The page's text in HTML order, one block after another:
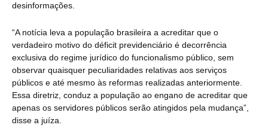
desinformações.
“A notícia leva a população brasileira a acreditar que o
verdadeiro motivo do déficit previdenciário é decorrência
exclusiva do regime jurídico do funcionalismo público, sem
observar quaisquer peculiaridades relativas aos serviços
públicos e até mesmo às reformas realizadas anteriormente.
Essa diretriz, conduz a população ao engano de acreditar que
apenas os servidores públicos serão atingidos pela mudança”,
disse a juíza.